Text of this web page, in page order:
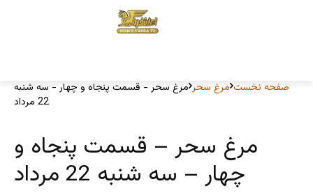
صفحه نخست مرغ سحر مرغ سحر - قسمت پنجاه و چهار - سه شنبه
22 مرداد
مرغ سحر – قسمت پنجاه و
چهار – سه شنبه 22 مرداد